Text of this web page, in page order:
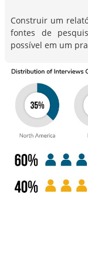
Construir um
fontes de
possível em um